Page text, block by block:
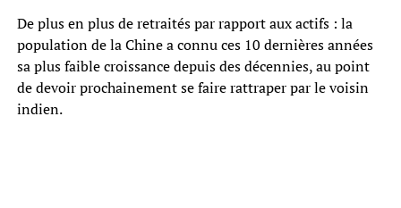
De plus en plus de retraités par rapport aux actifs : la
population de la Chine a connu ces 10 dernières années
sa plus faible croissance depuis des décennies, au point
de devoir prochainement se faire rattraper par le voisin
indien.